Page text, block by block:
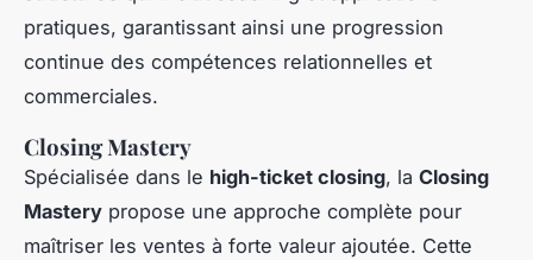
pratiques, garantissant ainsi une progression
continue des compétences relationnelles et
commerciales.
Closing Mastery
Spécialisée dans le high-ticket closing, la Closing
Mastery propose une approche complète pour
maîtriser les ventes à forte valeur ajoutée. Cette